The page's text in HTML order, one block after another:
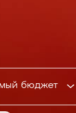
бюджет